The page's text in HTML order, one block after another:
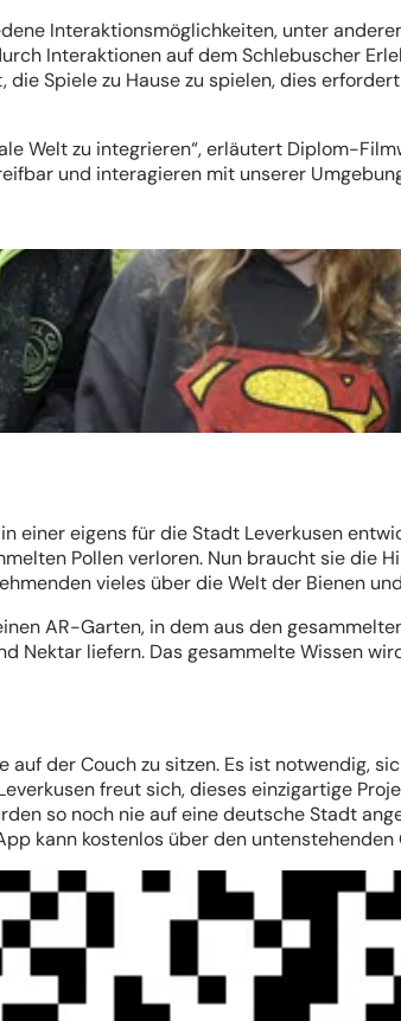
Interaktionsmöglichkeiten, unter
Interaktionen auf dem Schlebuscher
Spiele zu Hause zu spielen, dies
Welt zu integrieren“, erläutert Diplom-
und interagieren mit unserer
einer eigens für die Stadt Leverkusen
Pollen verloren. Nun braucht sie die
vieles über die Welt der Bienen
AR-Garten, in dem aus den
Nektar liefern. Das gesammelte Wissen
der Couch zu sitzen. Es ist notwendig,
freut sich, dieses einzigartige
so noch nie auf eine deutsche Stadt
kann kostenlos über den